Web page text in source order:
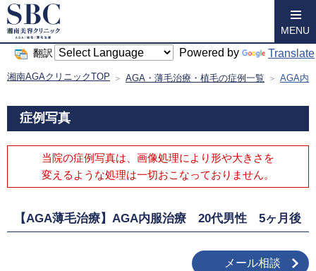
翻訳 Powered by Translate
MENU
湘南AGAクリニックTOP AGA・薄毛治療・植毛の症例一覧 AGA内
症例写真
当院の症例写真は、画像処理により形や大きさを
変えるような処理は一切おこなっておりません。
【AGA薄毛治療】AGA内服治療 20代男性 5ヶ月後
メール相談